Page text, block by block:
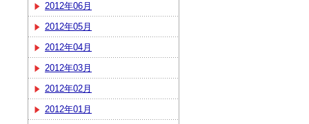
2012年06月
2012年05月
2012年04月
2012年03月
2012年02月
2012年01月